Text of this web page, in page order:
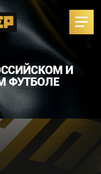
И
ФУТБОЛЕ